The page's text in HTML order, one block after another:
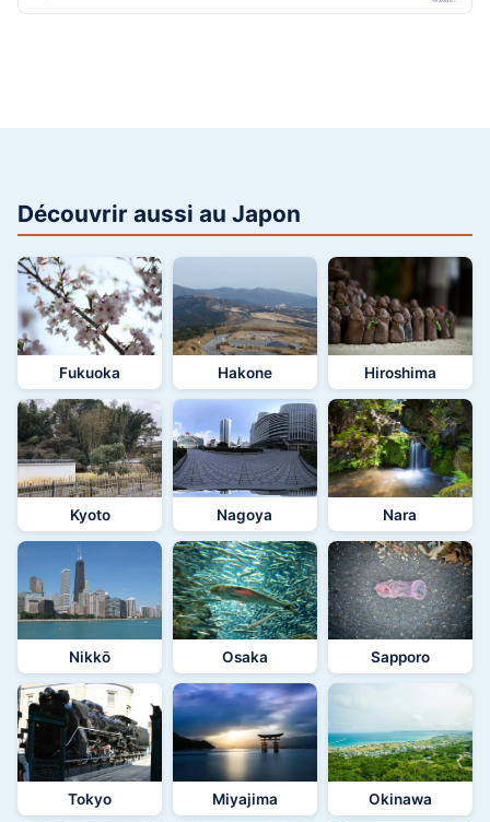
Découvrir aussi au Japon
Fukuoka Hakone Hiroshima
Kyoto Nagoya Nara
Nikkō Osaka Sapporo
Tokyo Miyajima Okinawa